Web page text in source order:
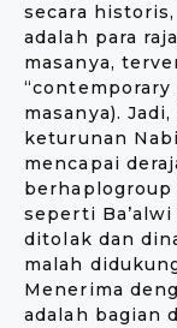
secara
adalah para
masanya,
masanya).
keturunan
mencapai
berhaplogroup
seperti
ditolak dan
malah
Menerima
adalah bagian